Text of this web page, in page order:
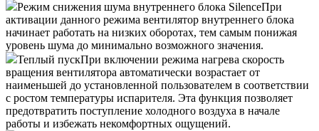
Режим снижения шума внутреннего блока SilenceПри
активации данного режима вентилятор внутреннего блока
начинает работать на низких оборотах, тем самым понижая
уровень шума до минимально возможного значения.
Теплый пускПри включении режима нагрева скорость
вращения вентилятора автоматически возрастает от
наименьшей до установленной пользователем в соответствии
с ростом температуры испарителя. Эта функция позволяет
предотвратить поступление холодного воздуха в начале
работы и избежать некомфортных ощущений.